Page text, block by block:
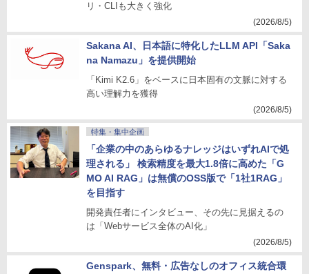
リ・CLIも大きく強化
(2026/8/5)
Sakana AI、日本語に特化したLLM API「Saka
na Namazu」を提供開始
「Kimi K2.6」をベースに日本固有の文脈に対する
高い理解力を獲得
(2026/8/5)
特集・集中企画
「企業の中のあらゆるナレッジはいずれAIで処
理される」 検索精度を最大1.8倍に高めた「G
MO AI RAG」は無償のOSS版で「1社1RAG」
を目指す
開発責任者にインタビュー、その先に見据えるの
は「Webサービス全体のAI化」
(2026/8/5)
Genspark、無料・広告なしのオフィス統合環